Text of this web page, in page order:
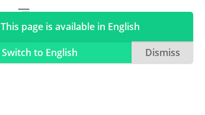
This page is available in English
Switch to English
Dismiss